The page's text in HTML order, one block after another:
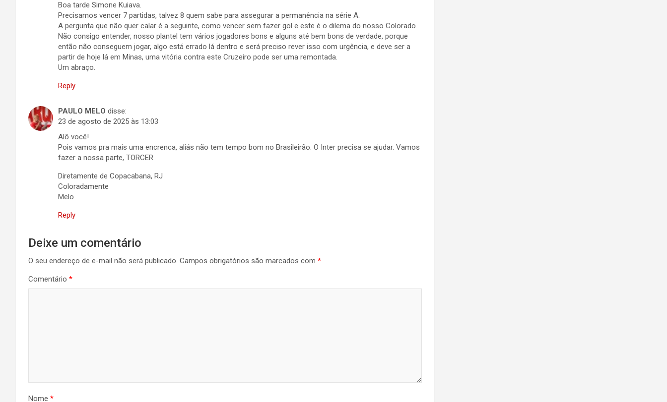
Boa tarde Simone Kuiava.
Precisamos vencer 7 partidas, talvez 8 quem sabe para assegurar a permanência na série A.
A pergunta que não quer calar é a seguinte, como vencer sem fazer gol e este é o dilema do nosso Colorado.
Não consigo entender, nosso plantel tem vários jogadores bons e alguns até bem bons de verdade, porque
então não conseguem jogar, algo está errado lá dentro e será preciso rever isso com urgência, e deve ser a
partir de hoje lá em Minas, uma vitória contra este Cruzeiro pode ser uma remontada.
Um abraço.
Reply
PAULO MELO disse:
23 de agosto de 2025 às 13:03
Alô você!
Pois vamos pra mais uma encrenca, aliás não tem tempo bom no Brasileirão. O Inter precisa se ajudar. Vamos
fazer a nossa parte, TORCER
Diretamente de Copacabana, RJ
Coloradamente
Melo
Reply
Deixe um comentário
O seu endereço de e-mail não será publicado. Campos obrigatórios são marcados com *
Comentário *
Nome *